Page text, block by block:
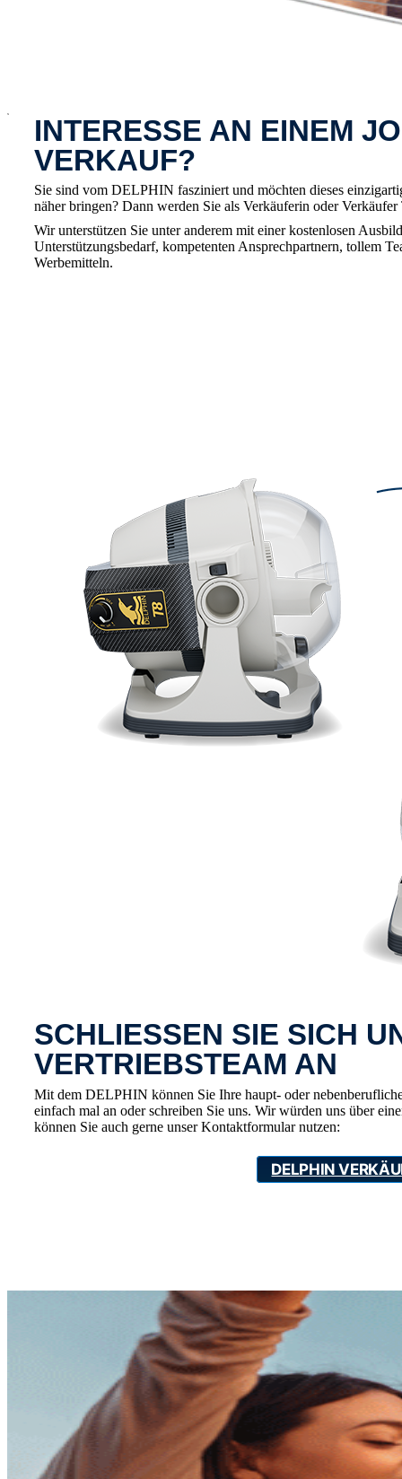
x
INTERESSE AN EINEM
VERKAUF?
Sie sind vom DELPHIN fasziniert und möchten dieses
näher bringen? Dann werden Sie als Verkäuferin oder
Wir unterstützen Sie unter anderem mit einer kostenlosen
Unterstützungsbedarf, kompetenten Ansprechpartnern, tollem
Werbemitteln.
SCHLIESSEN SIE SICH
VERTRIEBSTEAM AN
Mit dem DELPHIN können Sie Ihre haupt- oder
einfach mal an oder schreiben Sie uns. Wir würden uns über
können Sie auch gerne unser Kontaktformular nutzen:
DELPHIN